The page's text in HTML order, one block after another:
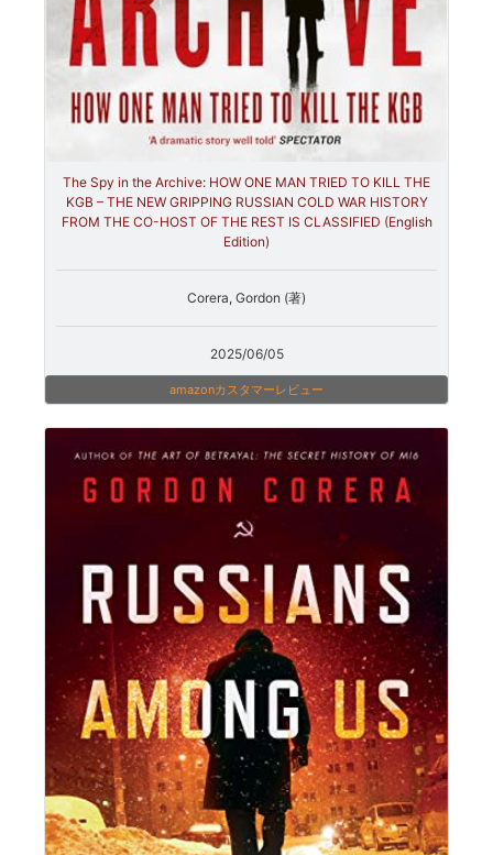
The Spy in the Archive: HOW ONE MAN TRIED TO KILL THE
KGB – THE NEW GRIPPING RUSSIAN COLD WAR HISTORY
FROM THE CO-HOST OF THE REST IS CLASSIFIED (English
Edition)
Corera, Gordon (著)
2025/06/05
amazonカスタマーレビュー